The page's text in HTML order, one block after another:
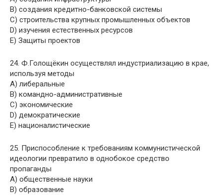
B) создания кредитно-банковской системы
C) строительства крупных промышленных объектов
D) изучения естественных ресурсов
E) Защиты проектов
24. Ф.Голощёкин осуществлял индустриализацию в крае,
используя методы
A) либеральные
B) командно-административные
C) экономические
D) демократические
E) националистические
25. Приспособление к требованиям коммунистической
идеологии превратило в однобокое средство
пропаганды
A) общественные науки
B) образование